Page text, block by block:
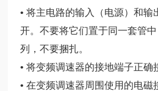
• 将主电路的输入（电源）和输
开。不要将它们置于同一套管
列，不要捆扎。
• 将变频调速器的接地端子正确
• 在变频调速器周围使用的电磁